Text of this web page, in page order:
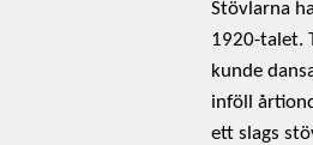
Stövlarna
1920-talet.
kunde
inföll
ett slags